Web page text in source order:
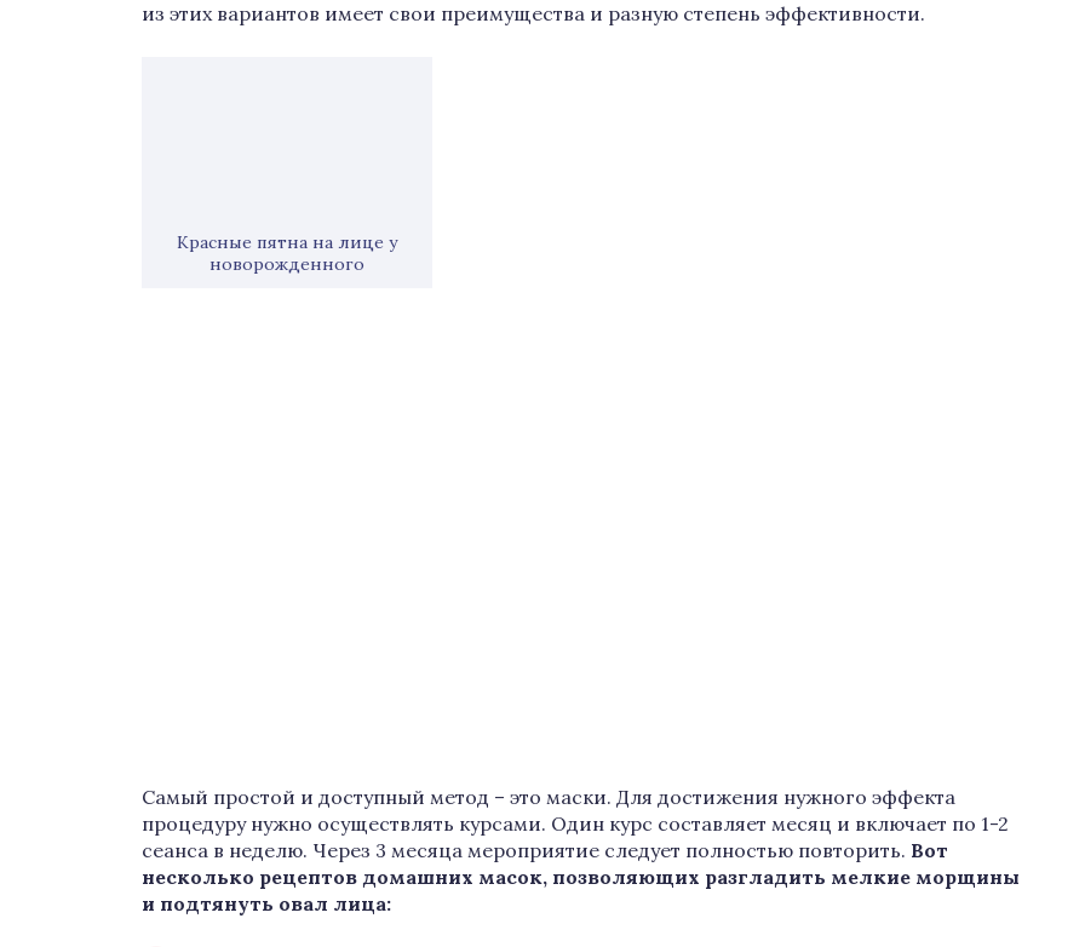
из этих вариантов имеет свои преимущества и разную степень эффективности.
Красные пятна на лице у
новорожденного
Самый простой и доступный метод – это маски. Для достижения нужного эффекта
процедуру нужно осуществлять курсами. Один курс составляет месяц и включает по 1-2
сеанса в неделю. Через 3 месяца мероприятие следует полностью повторить. Вот
несколько рецептов домашних масок, позволяющих разгладить мелкие морщины
и подтянуть овал лица: